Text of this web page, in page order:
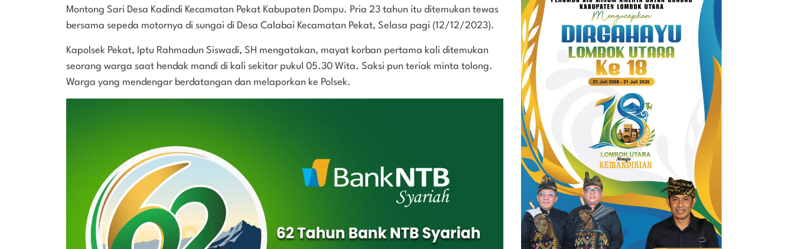
Montong Sari Desa Kadindi Kecamatan Pekat Kabupaten Dompu. Pria 23 tahun itu ditemukan tewas
bersama sepeda motornya di sungai di Desa Calabai Kecamatan Pekat, Selasa pagi (12/12/2023).
Kapolsek Pekat, Iptu Rahmadun Siswadi, SH mengatakan, mayat korban pertama kali ditemukan
seorang warga saat hendak mandi di kali sekitar pukul 05.30 Wita. Saksi pun teriak minta tolong.
Warga yang mendengar berdatangan dan melaporkan ke Polsek.